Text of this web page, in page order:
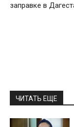
заправке в
ЧИТАТЬ ЕЩЕ